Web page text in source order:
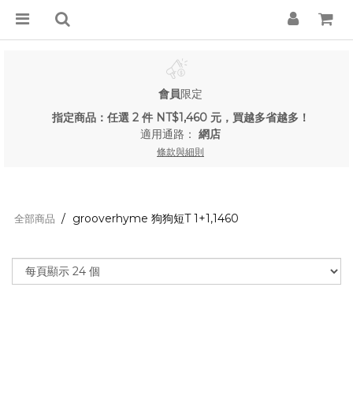
會員限定
指定商品：任選 2 件 NT$1,460 元，買越多省越多！
適用通路： 網店
條款與細則
全部商品 grooverhyme 狗狗短T 1+1,1460